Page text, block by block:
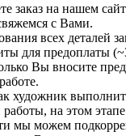
заказ на нашем
с Вами.
всех деталей
для предоплаты
Вы вносите
художник
на этом
мы можем